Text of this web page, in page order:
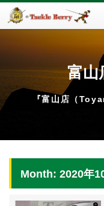
富山
『富山店（
Month: 2020年